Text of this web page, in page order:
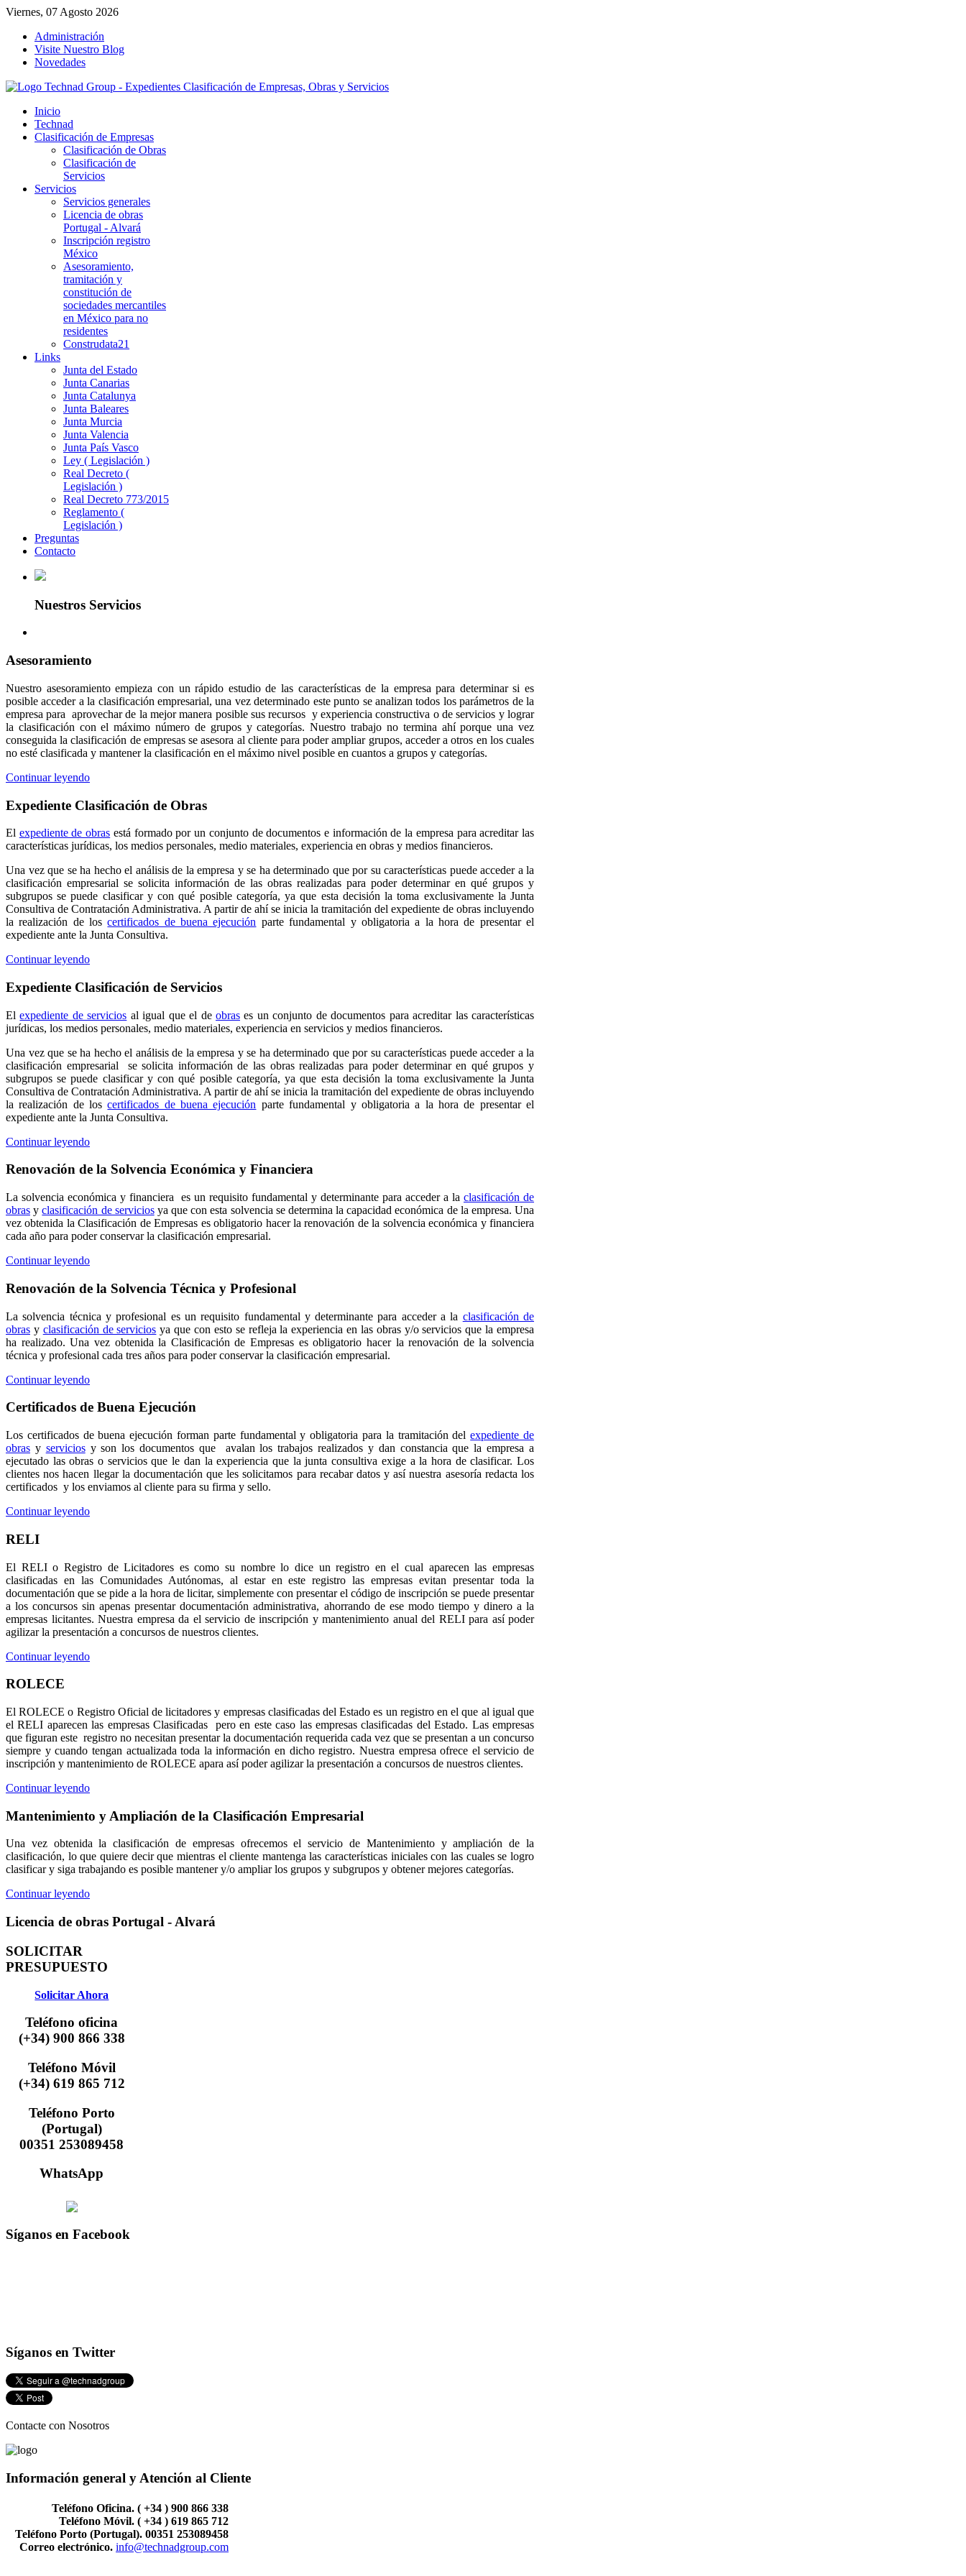
Viernes, 07 Agosto 2026
Administración
Visite Nuestro Blog
Novedades
Inicio
Technad
Clasificación de Empresas
Clasificación de Obras
Clasificación de
Servicios
Servicios
Servicios generales
Licencia de obras
Portugal - Alvará
Inscripción registro
México
Asesoramiento,
tramitación y
constitución de
sociedades mercantiles
en México para no
residentes
Construdata21
Links
Junta del Estado
Junta Canarias
Junta Catalunya
Junta Baleares
Junta Murcia
Junta Valencia
Junta País Vasco
Ley ( Legislación )
Real Decreto (
Legislación )
Real Decreto 773/2015
Reglamento (
Legislación )
Preguntas
Contacto
Nuestros Servicios
Asesoramiento
Nuestro asesoramiento empieza con un rápido estudio de las características de la empresa para determinar si es
posible acceder a la clasificación empresarial, una vez determinado este punto se analizan todos los parámetros de la
empresa para aprovechar de la mejor manera posible sus recursos y experiencia constructiva o de servicios y lograr
la clasificación con el máximo número de grupos y categorías. Nuestro trabajo no termina ahí porque una vez
conseguida la clasificación de empresas se asesora al cliente para poder ampliar grupos, acceder a otros en los cuales
no esté clasificada y mantener la clasificación en el máximo nivel posible en cuantos a grupos y categorías.
Continuar leyendo
Expediente Clasificación de Obras
El expediente de obras está formado por un conjunto de documentos e información de la empresa para acreditar las
características jurídicas, los medios personales, medio materiales, experiencia en obras y medios financieros.
Una vez que se ha hecho el análisis de la empresa y se ha determinado que por su características puede acceder a la
clasificación empresarial se solicita información de las obras realizadas para poder determinar en qué grupos y
subgrupos se puede clasificar y con qué posible categoría, ya que esta decisión la toma exclusivamente la Junta
Consultiva de Contratación Administrativa. A partir de ahí se inicia la tramitación del expediente de obras incluyendo
la realización de loscertificados de buena ejecución parte fundamental y obligatoria a la hora de presentar el
expediente ante la Junta Consultiva.
Continuar leyendo
Expediente Clasificación de Servicios
Elexpediente de servicios al igual que el deobras es un conjunto de documentos para acreditar las características
jurídicas, los medios personales, medio materiales, experiencia en servicios y medios financieros.
Una vez que se ha hecho el análisis de la empresa y se ha determinado que por su características puede acceder a la
clasificación empresarial se solicita información de las obras realizadas para poder determinar en qué grupos y
subgrupos se puede clasificar y con qué posible categoría, ya que esta decisión la toma exclusivamente la Junta
Consultiva de Contratación Administrativa. A partir de ahí se inicia la tramitación del expediente de obras incluyendo
la realización de loscertificados de buena ejecución parte fundamental y obligatoria a la hora de presentar el
expediente ante la Junta Consultiva.
Continuar leyendo
Renovación de la Solvencia Económica y Financiera
La solvencia económica y financiera es un requisito fundamental y determinante para acceder a la clasificación de
obras yclasificación de serviciosya que con esta solvencia se determina la capacidad económica de la empresa. Una
vez obtenida la Clasificación de Empresas es obligatorio hacer la renovación de la solvencia económica y financiera
cada año para poder conservar la clasificación empresarial.
Continuar leyendo
Renovación de la Solvencia Técnica y Profesional
La solvencia técnica y profesional es un requisito fundamental y determinante para acceder a la clasificación de
obras y clasificación de servicios ya que con esto se refleja la experiencia en las obras y/o servicios que la empresa
ha realizado. Una vez obtenida la Clasificación de Empresas es obligatorio hacer la renovación de la solvencia
técnica y profesional cada tres años para poder conservar la clasificación empresarial.
Continuar leyendo
Certificados de Buena Ejecución
Los certificados de buena ejecución forman parte fundamental y obligatoria para la tramitación delexpediente de
obras y serviciosy son los documentos que avalan los trabajos realizados y dan constancia que la empresa a
ejecutado las obras o servicios que le dan la experiencia que la junta consultiva exige a la hora de clasificar. Los
clientes nos hacen llegar la documentación que les solicitamos para recabar datos y así nuestra asesoría redacta los
certificados y los enviamos al cliente para su firma y sello.
Continuar leyendo
RELI
El RELI o Registro de Licitadores es como su nombre lo dice un registro en el cual aparecen las empresas
clasificadas en las Comunidades Autónomas, al estar en este registro las empresas evitan presentar toda la
documentación que se pide a la hora de licitar, simplemente con presentar el código de inscripción se puede presentar
a los concursos sin apenas presentar documentación administrativa, ahorrando de ese modo tiempo y dinero a la
empresas licitantes. Nuestra empresa da el servicio de inscripción y mantenimiento anual del RELI para así poder
agilizar la presentación a concursos de nuestros clientes.
Continuar leyendo
ROLECE
El ROLECE o Registro Oficial de licitadores y empresas clasificadas del Estado es un registro en el que al igual que
el RELI aparecen las empresas Clasificadas pero en este caso las empresas clasificadas del Estado. Las empresas
que figuran este registro no necesitan presentar la documentación requerida cada vez que se presentan a un concurso
siempre y cuando tengan actualizada toda la información en dicho registro. Nuestra empresa ofrece el servicio de
inscripción y mantenimiento de ROLECE apara así poder agilizar la presentación a concursos de nuestros clientes.
Continuar leyendo
Mantenimiento y Ampliación de la Clasificación Empresarial
Una vez obtenida la clasificación de empresas ofrecemos el servicio de Mantenimiento y ampliación de la
clasificación, lo que quiere decir que mientras el cliente mantenga las características iniciales con las cuales se logro
clasificar y siga trabajando es posible mantener y/o ampliar los grupos y subgrupos y obtener mejores categorías.
Continuar leyendo
Licencia de obras Portugal - Alvará
SOLICITAR
PRESUPUESTO
Solicitar Ahora
Teléfono oficina
(+34) 900 866 338
Teléfono Móvil
(+34) 619 865 712
Teléfono Porto
(Portugal)
00351 253089458
WhatsApp
Síganos en Facebook
Síganos en Twitter
Contacte con Nosotros
Información general y Atención al Cliente
Teléfono Oficina. ( +34 ) 900 866 338
Teléfono Móvil. ( +34 ) 619 865 712
Teléfono Porto (Portugal). 00351 253089458
Correo electrónico. info@technadgroup.com